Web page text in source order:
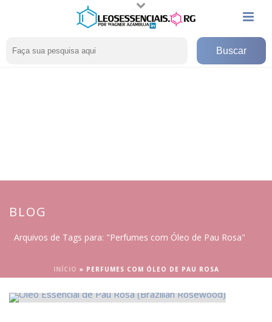
BLOG
Arquivos de Tags para: "Perfumes com Óleo de Pau Rosa"
INÍCIO » PERFUMES COM ÓLEO DE PAU ROSA